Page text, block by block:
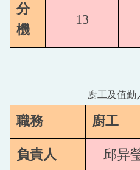
分
機
13
廚工及值勤
職務 廚工
負責人 邱异